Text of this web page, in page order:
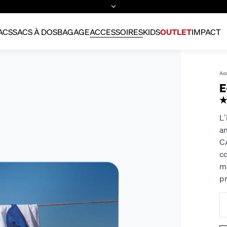
SACS À DOSBAGAGEACCESSOIRESKIDSOUTLETIMPACT